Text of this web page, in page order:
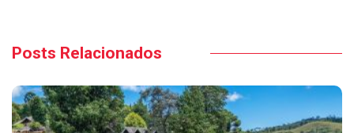
Posts Relacionados